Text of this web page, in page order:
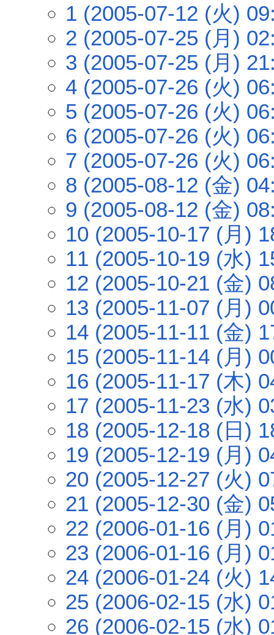
1 (2005-07-12 (火)
2 (2005-07-25 (月)
3 (2005-07-25 (月)
4 (2005-07-26 (火)
5 (2005-07-26 (火)
6 (2005-07-26 (火)
7 (2005-07-26 (火)
8 (2005-08-12 (金)
9 (2005-08-12 (金)
10 (2005-10-17 (月)
11 (2005-10-19 (水)
12 (2005-10-21 (金)
13 (2005-11-07 (月)
14 (2005-11-11 (金)
15 (2005-11-14 (月)
16 (2005-11-17 (木)
17 (2005-11-23 (水)
18 (2005-12-18 (日)
19 (2005-12-19 (月)
20 (2005-12-27 (火)
21 (2005-12-30 (金)
22 (2006-01-16 (月)
23 (2006-01-16 (月)
24 (2006-01-24 (火)
25 (2006-02-15 (水)
26 (2006-02-15 (水)